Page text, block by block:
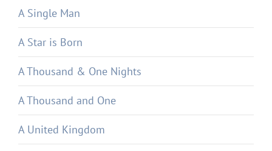
A Single Man
A Star is Born
A Thousand & One Nights
A Thousand and One
A United Kingdom